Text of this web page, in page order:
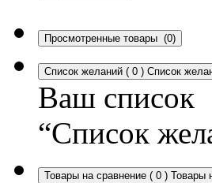
Просмотренные товары (0)
Список желаний ( 0 ) Список
Ваш список
“Список
Товары на сравнение ( 0 ) Товары